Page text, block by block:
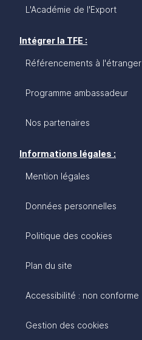
L'Académie de l'Export
Intégrer la TFE :
Référencements à l'étranger
Programme ambassadeur
Nos partenaires
Informations légales :
Mention légales
Données personnelles
Politique des cookies
Plan du site
Accessibilité : non conforme
Gestion des cookies